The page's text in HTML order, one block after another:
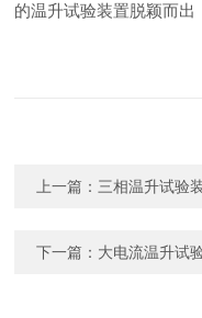
的温升试验装置脱颖而出
上一篇： 三相温升试验
下一篇： 大电流温升试